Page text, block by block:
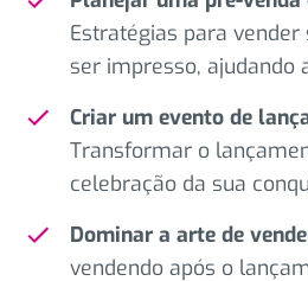
Estratégias para
ser impresso, ajudando
Criar um evento de
Transformar o
celebração da sua
Dominar a arte de
vendendo após o